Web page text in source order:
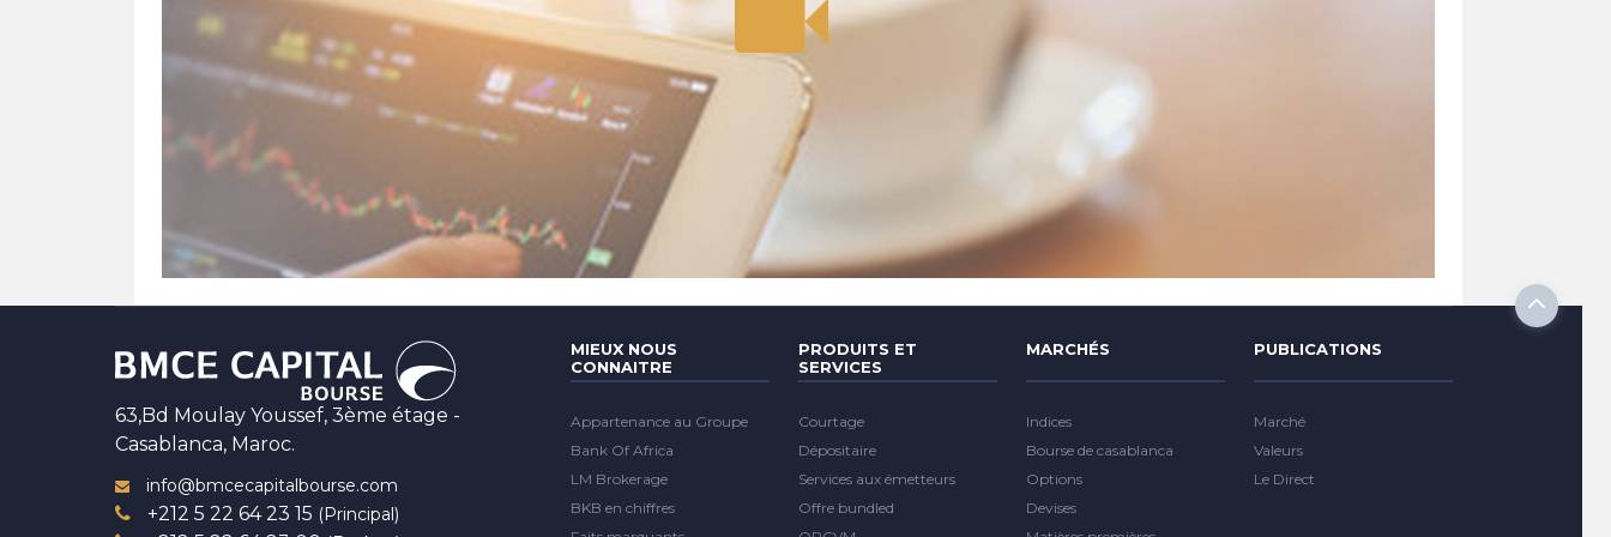
63,Bd Moulay Youssef, 3ème étage -
Casablanca, Maroc.
info@bmcecapitalbourse.com
+212 5 22 64 23 15 (Principal)
MIEUX NOUS
CONNAITRE
Appartenance au Groupe
Bank Of Africa
LM Brokerage
BKB en chiffres
PRODUITS ET
SERVICES
Courtage
Dépositaire
Services aux émetteurs
Offre bundled
MARCHÉS
Indices
Bourse de casablanca
Options
Devises
PUBLICATIONS
Marché
Valeurs
Le Direct